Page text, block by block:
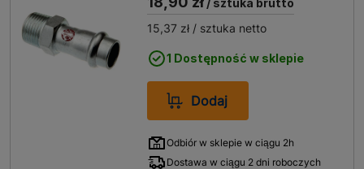
/ sztuka brutto
15,37 zł / sztuka netto
1 Dostępność w sklepie
Dodaj
Odbiór w sklepie w ciągu 2h
Dostawa w ciągu 2 dni roboczych